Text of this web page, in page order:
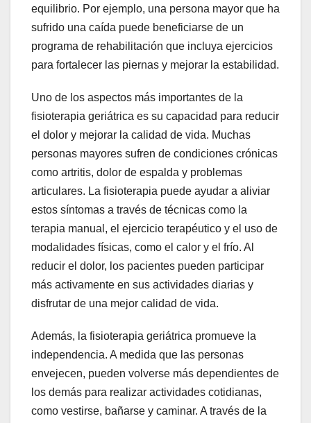
equilibrio. Por ejemplo, una persona mayor que ha
sufrido una caída puede beneficiarse de un
programa de rehabilitación que incluya ejercicios
para fortalecer las piernas y mejorar la estabilidad.
Uno de los aspectos más importantes de la
fisioterapia geriátrica es su capacidad para reducir
el dolor y mejorar la calidad de vida. Muchas
personas mayores sufren de condiciones crónicas
como artritis, dolor de espalda y problemas
articulares. La fisioterapia puede ayudar a aliviar
estos síntomas a través de técnicas como la
terapia manual, el ejercicio terapéutico y el uso de
modalidades físicas, como el calor y el frío. Al
reducir el dolor, los pacientes pueden participar
más activamente en sus actividades diarias y
disfrutar de una mejor calidad de vida.
Además, la fisioterapia geriátrica promueve la
independencia. A medida que las personas
envejecen, pueden volverse más dependientes de
los demás para realizar actividades cotidianas,
como vestirse, bañarse y caminar. A través de la